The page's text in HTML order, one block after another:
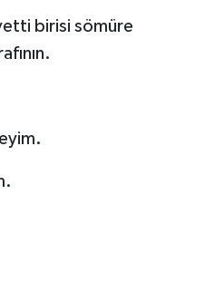
birisi sömüre